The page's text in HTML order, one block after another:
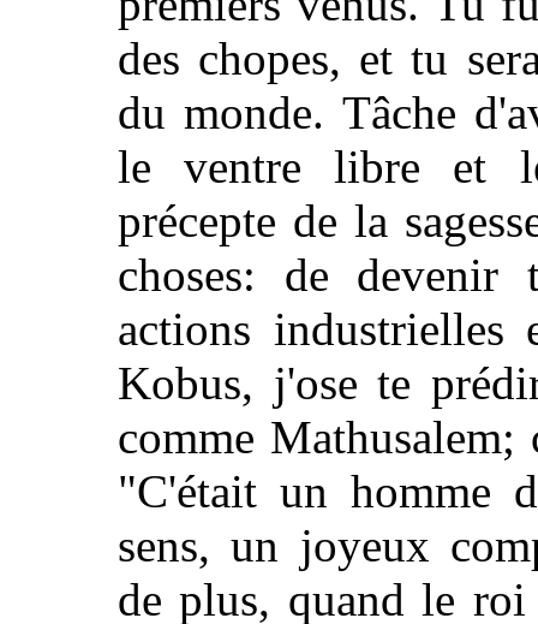
des chopes, et tu
du monde. Tâche
le ventre libre et
précepte de la
choses: de devenir
actions industrielles
Kobus, j'ose te
comme
"C'était un homme
sens, un joyeux
de plus, quand le roi